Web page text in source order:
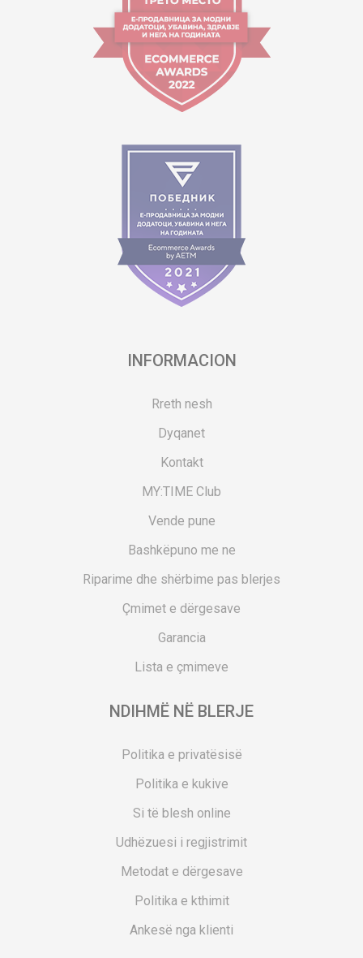
INFORMACION
Rreth nesh
Dyqanet
Kontakt
MY:TIME Club
Vende pune
Bashkëpuno me ne
Riparime dhe shërbime pas blerjes
Çmimet e dërgesave
Garancia
Lista e çmimeve
NDIHMË NË BLERJE
Politika e privatësisë
Politika e kukive
Si të blesh online
Udhëzuesi i regjistrimit
Metodat e dërgesave
Politika e kthimit
Ankesë nga klienti